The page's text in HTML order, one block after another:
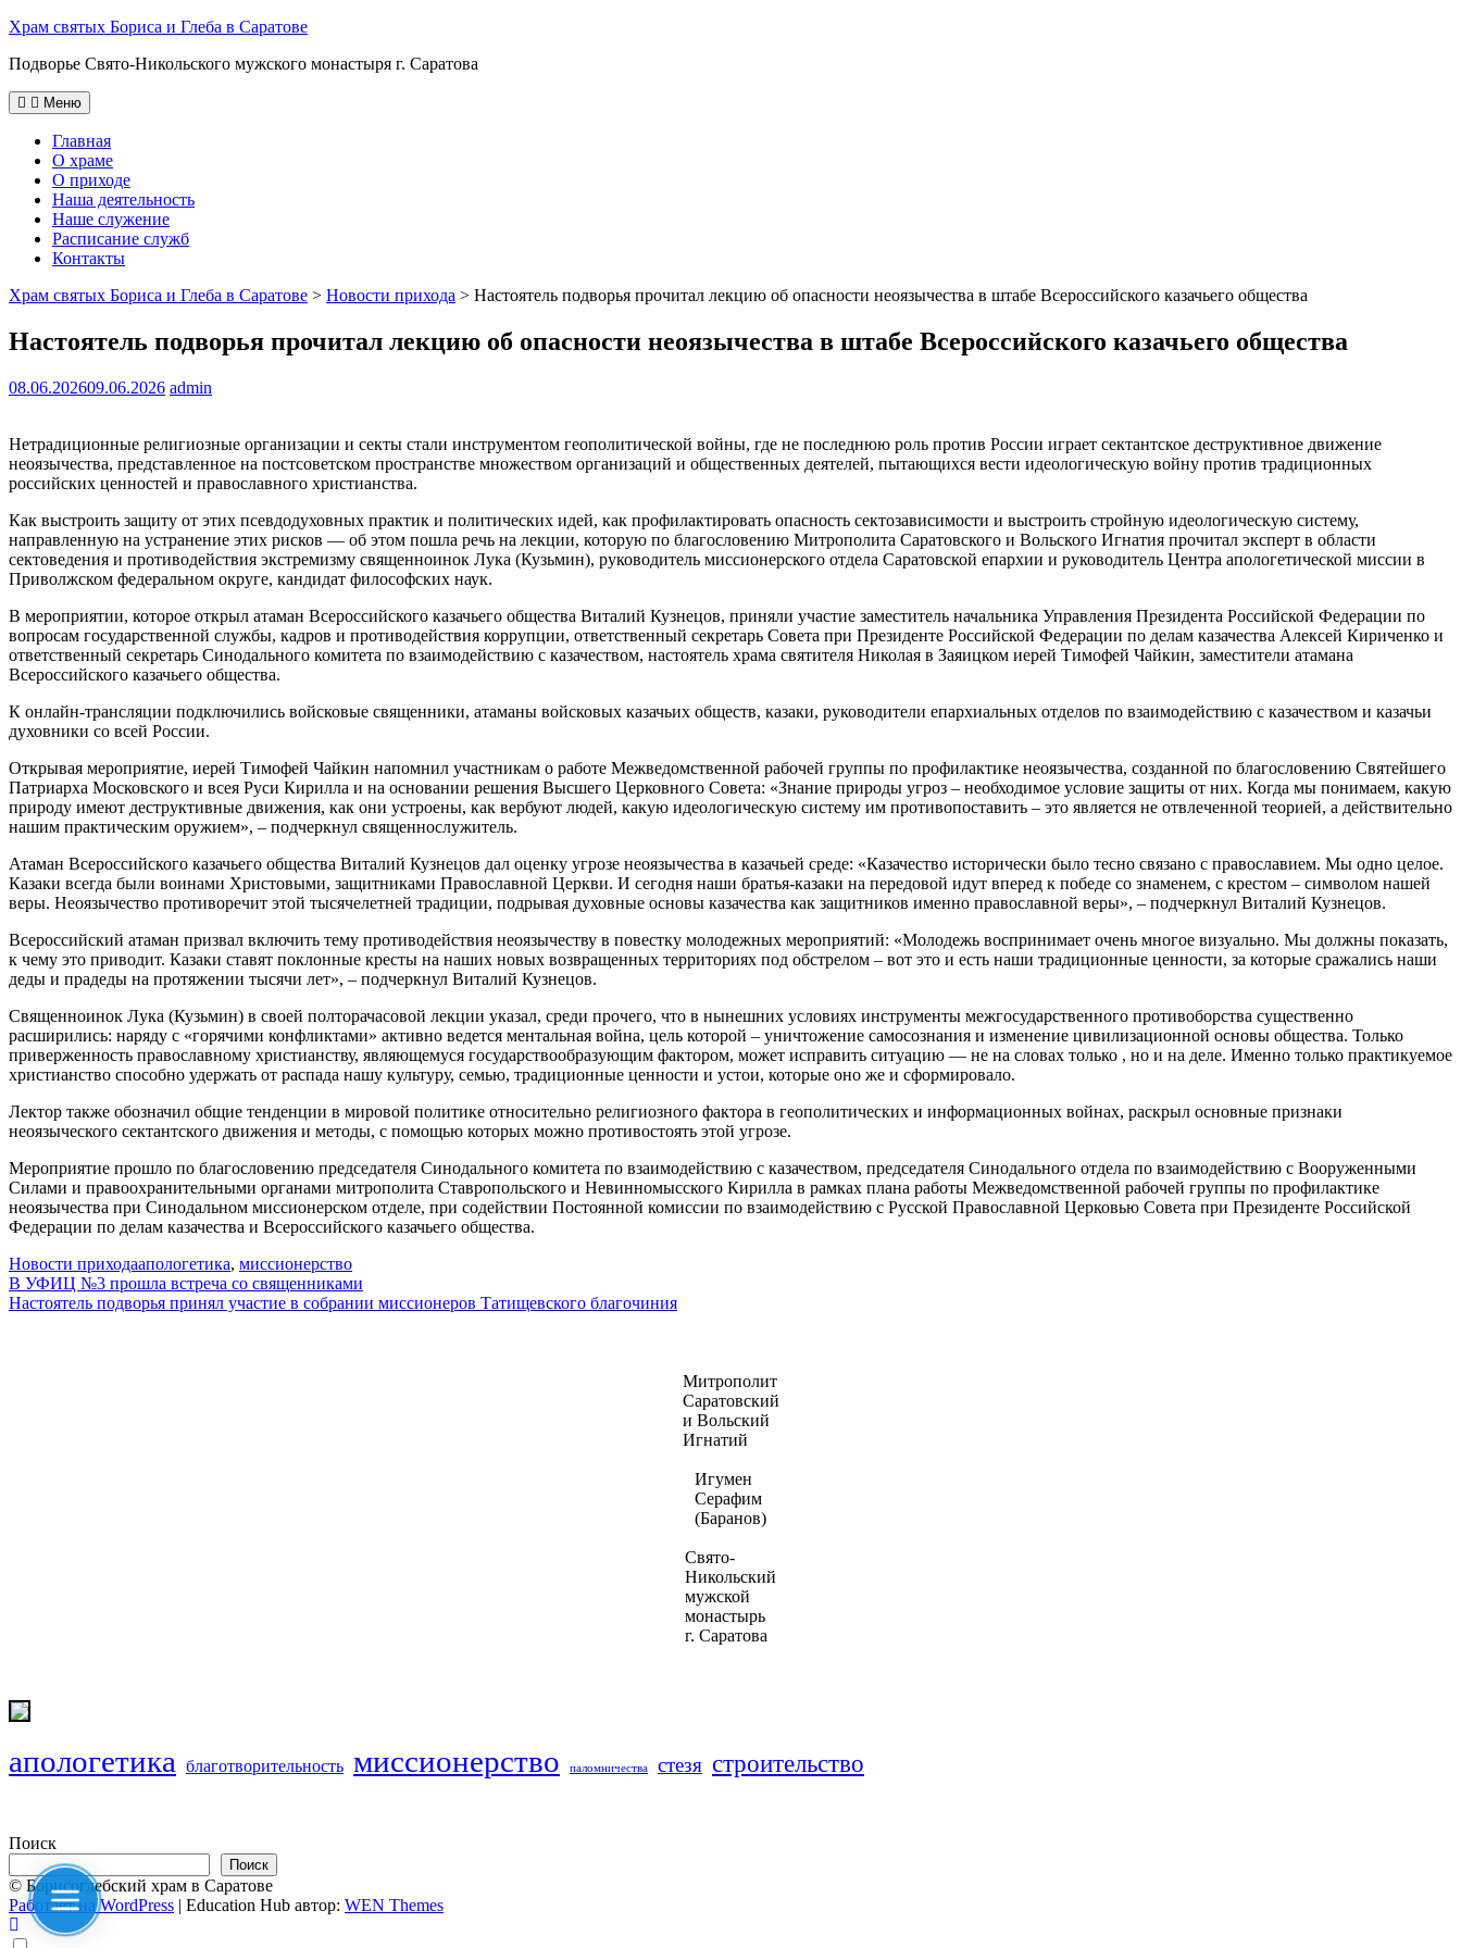
Перейти
содержимому
Храм святых Бориса и Глеба в Саратове
Подворье Свято-Никольского мужского монастыря г. Саратова
Меню
Главная
О храме
О приходе
Наша деятельность
Наше служение
Расписание служб
Контакты
Храм святых Бориса и Глеба в Саратове > Новости прихода > Настоятель подворья прочитал лекцию об опасности неоязычества в штабе Всероссийского казачьего общества
Настоятель подворья прочитал лекцию об опасности неоязычества в штабе Всероссийского казачьего общества
08.06.202609.06.2026 admin
Нетрадиционные религиозные организации и секты стали инструментом геополитической войны, где не последнюю роль против России играет сектантское деструктивное движение
неоязычества, представленное на постсоветском пространстве множеством организаций и общественных деятелей, пытающихся вести идеологическую войну против традиционных
российских ценностей и православного христианства.
Как выстроить защиту от этих псевдодуховных практик и политических идей, как профилактировать опасность сектозависимости и выстроить стройную идеологическую систему,
направленную на устранение этих рисков — об этом пошла речь на лекции, которую по благословению Митрополита Саратовского и Вольского Игнатия прочитал эксперт в области
сектоведения и противодействия экстремизму священноинок Лука (Кузьмин), руководитель миссионерского отдела Саратовской епархии и руководитель Центра апологетической миссии в
Приволжском федеральном округе, кандидат философских наук.
В мероприятии, которое открыл атаман Всероссийского казачьего общества Виталий Кузнецов, приняли участие заместитель начальника Управления Президента Российской Федерации по
вопросам государственной службы, кадров и противодействия коррупции, ответственный секретарь Совета при Президенте Российской Федерации по делам казачества Алексей Кириченко и
ответственный секретарь Синодального комитета по взаимодействию с казачеством, настоятель храма святителя Николая в Заяицком иерей Тимофей Чайкин, заместители атамана
Всероссийского казачьего общества.
К онлайн-трансляции подключились войсковые священники, атаманы войсковых казачьих обществ, казаки, руководители епархиальных отделов по взаимодействию с казачеством и казачьи
духовники со всей России.
Открывая мероприятие, иерей Тимофей Чайкин напомнил участникам о работе Межведомственной рабочей группы по профилактике неоязычества, созданной по благословению Святейшего
Патриарха Московского и всея Руси Кирилла и на основании решения Высшего Церковного Совета: «Знание природы угроз – необходимое условие защиты от них. Когда мы понимаем, какую
природу имеют деструктивные движения, как они устроены, как вербуют людей, какую идеологическую систему им противопоставить – это является не отвлеченной теорией, а действительно
нашим практическим оружием», – подчеркнул священнослужитель.
Атаман Всероссийского казачьего общества Виталий Кузнецов дал оценку угрозе неоязычества в казачьей среде: «Казачество исторически было тесно связано с православием. Мы одно целое.
Казаки всегда были воинами Христовыми, защитниками Православной Церкви. И сегодня наши братья-казаки на передовой идут вперед к победе со знаменем, с крестом – символом нашей
веры. Неоязычество противоречит этой тысячелетней традиции, подрывая духовные основы казачества как защитников именно православной веры», – подчеркнул Виталий Кузнецов.
Всероссийский атаман призвал включить тему противодействия неоязычеству в повестку молодежных мероприятий: «Молодежь воспринимает очень многое визуально. Мы должны показать,
к чему это приводит. Казаки ставят поклонные кресты на наших новых возвращенных территориях под обстрелом – вот это и есть наши традиционные ценности, за которые сражались наши
деды и прадеды на протяжении тысячи лет», – подчеркнул Виталий Кузнецов.
Священноинок Лука (Кузьмин) в своей полторачасовой лекции указал, среди прочего, что в нынешних условиях инструменты межгосударственного противоборства существенно
расширились: наряду с «горячими конфликтами» активно ведется ментальная война, цель которой – уничтожение самосознания и изменение цивилизационной основы общества. Только
приверженность православному христианству, являющемуся государствообразующим фактором, может исправить ситуацию — не на словах только , но и на деле. Именно только практикуемое
христианство способно удержать от распада нашу культуру, семью, традиционные ценности и устои, которые оно же и сформировало.
Лектор также обозначил общие тенденции в мировой политике относительно религиозного фактора в геополитических и информационных войнах, раскрыл основные признаки
неоязыческого сектантского движения и методы, с помощью которых можно противостоять этой угрозе.
Мероприятие прошло по благословению председателя Синодального комитета по взаимодействию с казачеством, председателя Синодального отдела по взаимодействию с Вооруженными
Силами и правоохранительными органами митрополита Ставропольского и Невинномысского Кирилла в рамках плана работы Межведомственной рабочей группы по профилактике
неоязычества при Синодальном миссионерском отделе, при содействии Постоянной комиссии по взаимодействию с Русской Православной Церковью Совета при Президенте Российской
Федерации по делам казачества и Всероссийского казачьего общества.
Новости приходаапологетика, миссионерство
Навигация
по
В УФИЦ №3 прошла встреча со священниками
Настоятель подворья принял участие в собрании миссионеров Татищевского благочиния
Митрополит
Саратовский
и Вольский
Игнатий
Игумен
Серафим
(Баранов)
Свято-
Никольский
мужской
монастырь
г. Саратова
апологетика благотворительность миссионерство паломничества стезя строительство
Поиск
Поиск
© Борисоглебский храм в Саратове
Работает на WordPress | Education Hub автор: WEN Themes